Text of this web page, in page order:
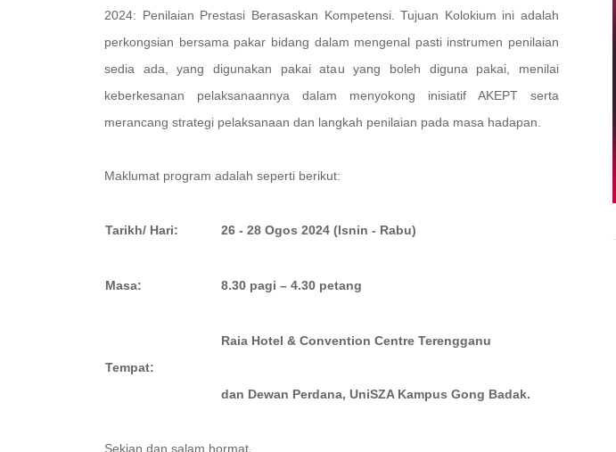
2024: Penilaian Prestasi Berasaskan Kompetensi. Tujuan Kolokium ini adalah
perkongsian bersama pakar bidang dalam mengenal pasti instrumen penilaian
sedia ada, yang digunakan pakai atau yang boleh diguna pakai, menilai
keberkesanan pelaksanaannya dalam menyokong inisiatif AKEPT serta
merancang strategi pelaksanaan dan langkah penilaian pada masa hadapan.
Maklumat program adalah seperti berikut:
Tarikh/ Hari: 26 - 28 Ogos 2024 (Isnin - Rabu)
Masa: 8.30 pagi – 4.30 petang
Tempat:
Raia Hotel & Convention Centre Terengganu
dan Dewan Perdana, UniSZA Kampus Gong Badak.
Sekian dan salam hormat.